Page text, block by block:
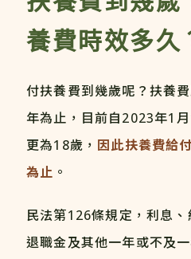
養費時效多久
付扶養費到幾歲呢？扶養
年為止，目前自2023年1
更為18歲， 因此扶養費給
為止 。
民法第126條規定，利息、
退職金及其他一年或不及